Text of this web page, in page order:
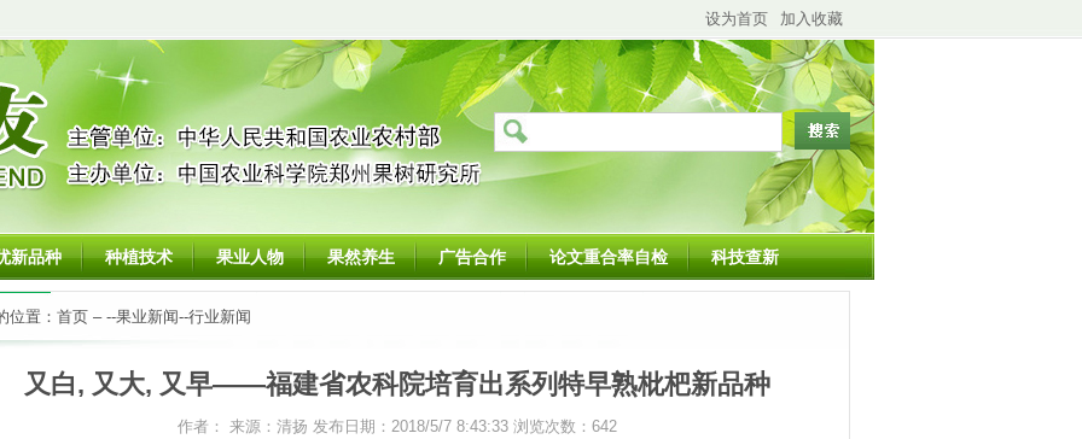
设为首页 加入收藏
新品种 种植技术 果业人物 果然养生 广告合作 论文重合率自检 科技查新
位置： 首页 – --果业新闻--行业新闻
又白, 又大, 又早——福建省农科院培育出系列特早熟枇杷新品种
作者： 来源：清扬 发布日期：2018/5/7 8:43:33 浏览次数： 642